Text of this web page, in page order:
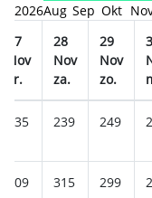
2026Aug Sep Okt
27
Nov
vr.
28
Nov
za.
29
Nov
zo.
235 239 249
309 315 299